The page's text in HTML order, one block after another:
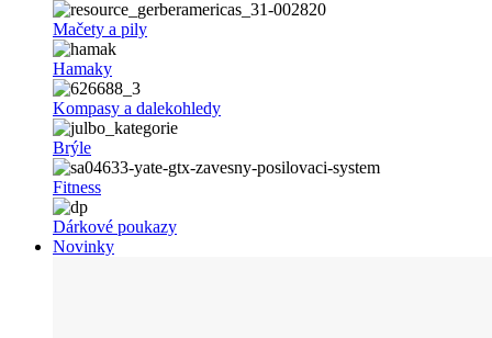
Mačety a pily
Hamaky
Kompasy a dalekohledy
Brýle
Fitness
Dárkové poukazy
Novinky